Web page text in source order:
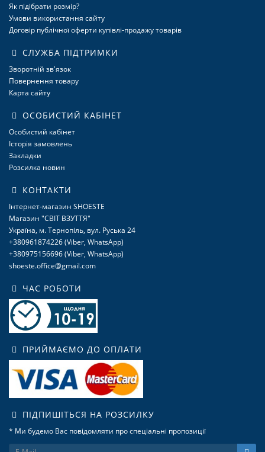
Як підібрати розмір?
Умови використання сайту
Договір публічної оферти купівлі-продажу товарів
СЛУЖБА ПІДТРИМКИ
Зворотній зв'язок
Повернення товару
Карта сайту
ОСОБИСТИЙ КАБІНЕТ
Особистий кабінет
Історія замовлень
Закладки
Розсилка новин
КОНТАКТИ
Інтернет-магазин SHOESTE
Магазин "СВІТ ВЗУТТЯ"
Україна, м. Тернопіль, вул. Руська 24
+380961874226 (Viber, WhatsApp)
+380975156696 (Viber, WhatsApp)
shoeste.office@gmail.com
ЧАС РОБОТИ
ПРИЙМАЄМО ДО ОПЛАТИ
ПІДПИШІТЬСЯ НА РОЗСИЛКУ
* Ми будемо Вас повідомляти про спеціальні пропозиції